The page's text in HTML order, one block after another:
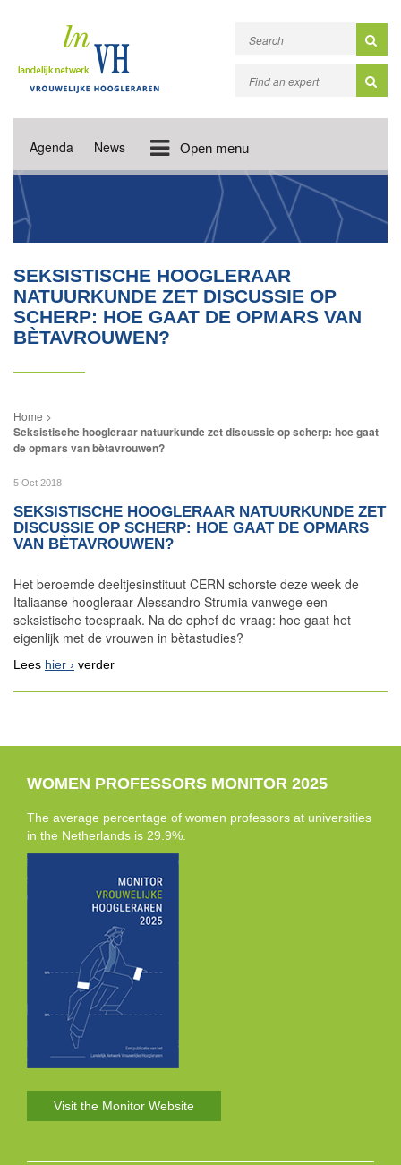
Agenda News Open menu
SEKSISTISCHE HOOGLERAAR
NATUURKUNDE ZET DISCUSSIE OP
SCHERP: HOE GAAT DE OPMARS VAN
BÈTAVROUWEN?
Seksistische hoogleraar natuurkunde zet discussie op scherp: hoe gaat
de opmars van bètavrouwen?
5 Oct 2018
SEKSISTISCHE HOOGLERAAR NATUURKUNDE ZET
DISCUSSIE OP SCHERP: HOE GAAT DE OPMARS
VAN BÈTAVROUWEN?
Het beroemde deeltjesinstituut CERN schorste deze week de
Italiaanse hoogleraar Alessandro Strumia vanwege een
seksistische toespraak. Na de ophef de vraag: hoe gaat het
eigenlijk met de vrouwen in bètastudies?
Lees hier verder
WOMEN PROFESSORS MONITOR 2025
The average percentage of women professors at universities
in the Netherlands is 29.9%.
Visit the Monitor Website